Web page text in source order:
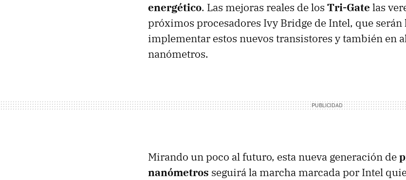
energético. Las mejoras reales de los Tri-Gate las
próximos procesadores Ivy Bridge de Intel, que
implementar estos nuevos transistores y también en
nanómetros.
Mirando un poco al futuro, esta nueva generación de
nanómetros seguirá la marcha marcada por Intel